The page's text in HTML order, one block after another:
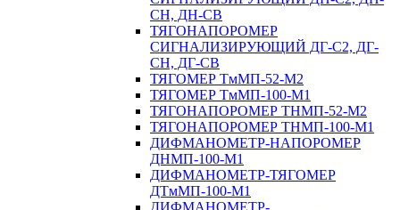
СН, ДН-СВ
ТЯГОНАПОРОМЕР
СИГНАЛИЗИРУЮЩИЙ ДГ-С2, ДГ-
СН, ДГ-СВ
ТЯГОМЕР ТмМП-52-М2
ТЯГОМЕР ТмМП-100-М1
ТЯГОНАПОРОМЕР ТНМП-52-М2
ТЯГОНАПОРОМЕР ТНМП-100-М1
ДИФМАНОМЕТР-НАПОРОМЕР
ДНМП-100-М1
ДИФМАНОМЕТР-ТЯГОМЕР
ДТмМП-100-М1
ДИФМАНОМЕТР-